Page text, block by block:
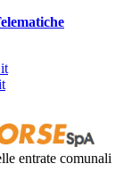
entrate comunali